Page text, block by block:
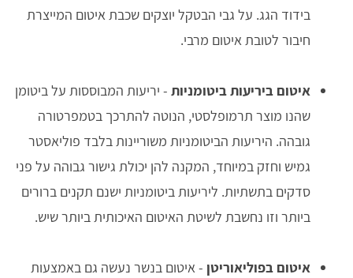
בידוד הגג. על גבי הבטקל יוצקים שכבת איטום המייצרת
חיבור לטובת איטום מרבי.
איטום ביריעות ביטומניות - יריעות המבוססות על ביטומן
שהנו מוצר תרמופלסטי, הנוטה להתרכך בטמפרטורה
גובהה. היריעות הביטומניות משוריינות בלבד פוליאסטר
גמיש וחזק במיוחד, המקנה להן יכולת גישור גבוהה על פני
סדקים בתשתיות. ליריעות ביטומניות ישנם תקנים ברורים
ביותר וזו נחשבת לשיטת האיטום האיכותית ביותר שיש.
איטום בפוליאוריטן - איטום בנשר נעשה גם באמצעות